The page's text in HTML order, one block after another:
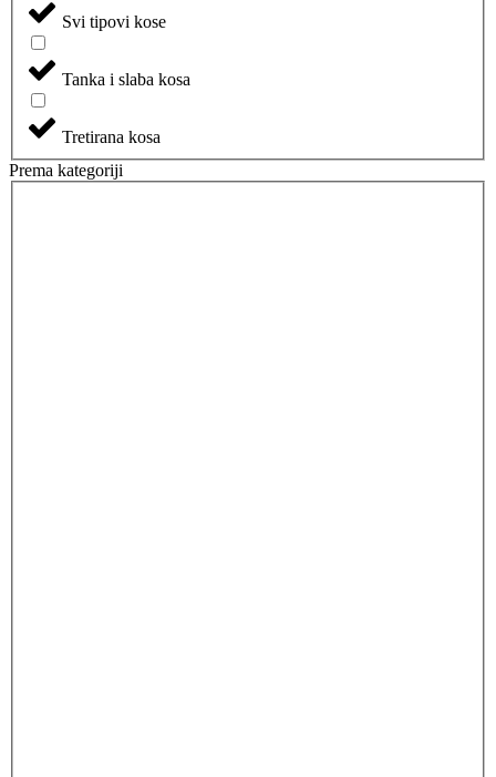
Svi tipovi kose
Tanka i slaba kosa
Tretirana kosa
Prema kategoriji